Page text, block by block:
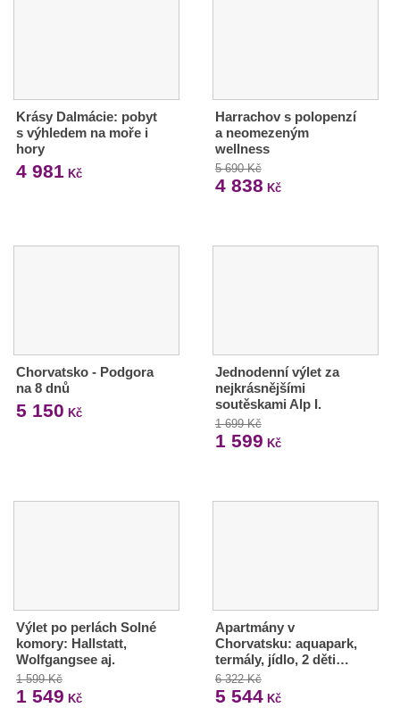
Krásy Dalmácie: pobyt
s výhledem na moře i
hory
4 981 Kč
Harrachov s polopenzí
a neomezeným
wellness
5 690 Kč
4 838 Kč
Chorvatsko - Podgora
na 8 dnů
5 150 Kč
Jednodenní výlet za
nejkrásnějšími
soutěskami Alp I.
1 699 Kč
1 599 Kč
Výlet po perlách Solné
komory: Hallstatt,
Wolfgangsee aj.
1 599 Kč
1 549 Kč
Apartmány v
Chorvatsku: aquapark,
termály, jídlo, 2 děti…
6 322 Kč
5 544Kč